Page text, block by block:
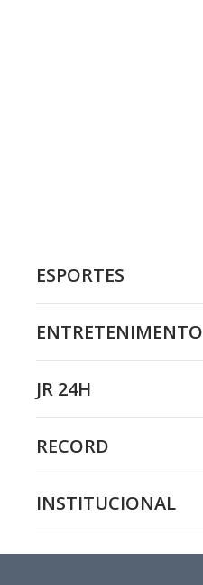
ESPORTES
ENTRETENIMENTO
JR 24H
RECORD
INSTITUCIONAL